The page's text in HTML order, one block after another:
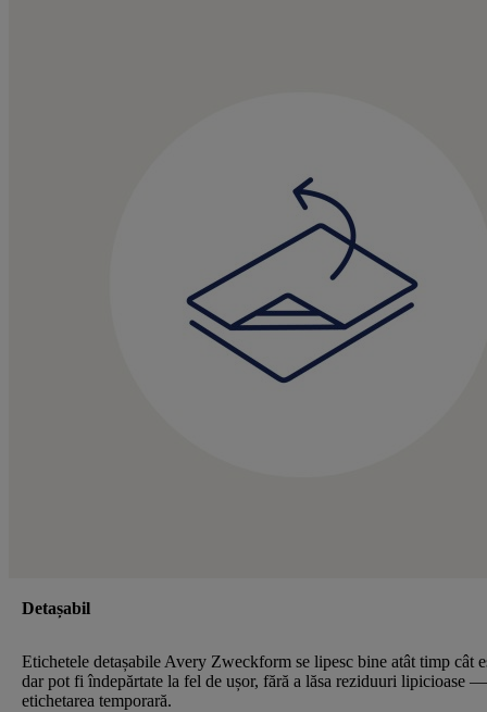
Detașabil
Etichetele detașabile Avery Zweckform se lipesc bine atât timp cât
dar pot fi îndepărtate la fel de ușor, fără a lăsa reziduuri lipicioase
etichetarea temporară.